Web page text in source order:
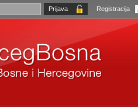
Registracija